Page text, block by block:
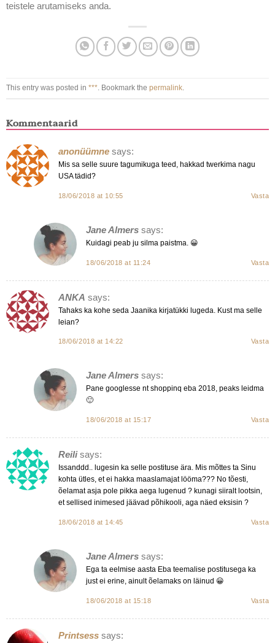
teistele arutamiseks anda.
This entry was posted in ***. Bookmark the permalink.
Kommentaarid
anonüümne says:
Mis sa selle suure tagumikuga teed, hakkad twerkima nagu
USA tädid?
18/06/2018 at 10:55 Vasta
Jane Almers says:
Kuidagi peab ju silma paistma. 😀
18/06/2018 at 11:24 Vasta
ANKA says:
Tahaks ka kohe seda Jaanika kirjatükki lugeda. Kust ma selle
leian?
18/06/2018 at 14:22 Vasta
Jane Almers says:
Pane googlesse nt shoppinq eba 2018, peaks leidma
🙂
18/06/2018 at 15:17 Vasta
Reili says:
Issanddd.. lugesin ka selle postituse ära. Mis mõttes ta Sinu
kohta ütles, et ei hakka maaslamajat lööma??? No tõesti,
õelamat asja pole pikka aega lugenud ? kunagi siiralt lootsin,
et sellised inimesed jäävad põhikooli, aga näed eksisin ?
18/06/2018 at 14:45 Vasta
Jane Almers says:
Ega ta eelmise aasta Eba teemalise postitusega ka
just ei erine, ainult õelamaks on läinud 😀
18/06/2018 at 15:18 Vasta
Printsess says: